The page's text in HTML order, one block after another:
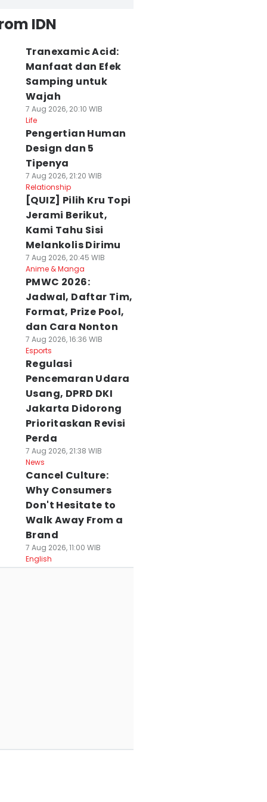
IDN
Tranexamic Acid:
Manfaat dan Efek
Samping untuk
Wajah
7 Aug 2026, 20:10 WIB
Life
Pengertian Human
Design dan 5
Tipenya
7 Aug 2026, 21:20 WIB
Relationship
[QUIZ] Pilih Kru Topi
Jerami Berikut,
Kami Tahu Sisi
Melankolis Dirimu
7 Aug 2026, 20:45 WIB
Anime & Manga
PMWC 2026:
Jadwal, Daftar Tim,
Format, Prize Pool,
dan Cara Nonton
7 Aug 2026, 16:36 WIB
Esports
Regulasi
Pencemaran Udara
Usang, DPRD DKI
Jakarta Didorong
Prioritaskan Revisi
Perda
7 Aug 2026, 21:38 WIB
News
Cancel Culture:
Why Consumers
Don't Hesitate to
Walk Away From a
Brand
7 Aug 2026, 11:00 WIB
English